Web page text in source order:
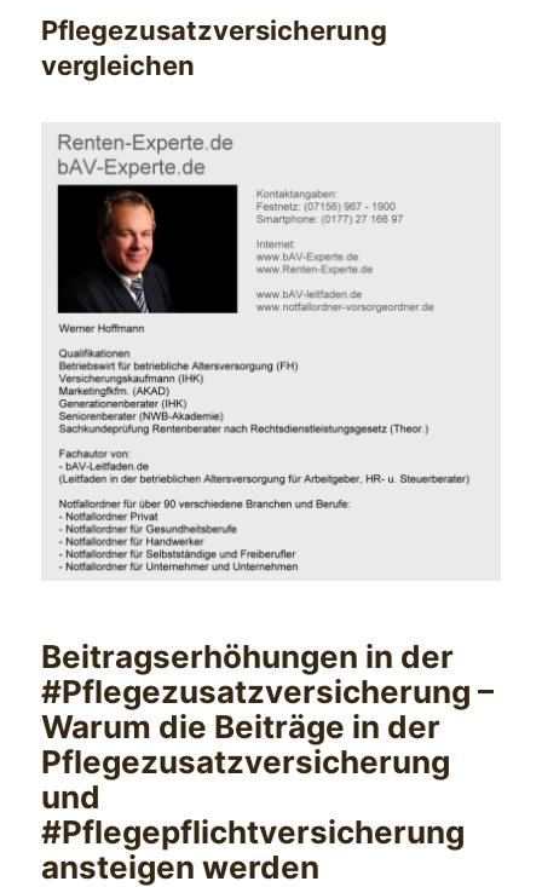
Pflegezusatzversicherung
vergleichen
Beitragserhöhungen in der
#Pflegezusatzversicherung –
Warum die Beiträge in der
Pflegezusatzversicherung
und
#Pflegepflichtversicherung
ansteigen werden